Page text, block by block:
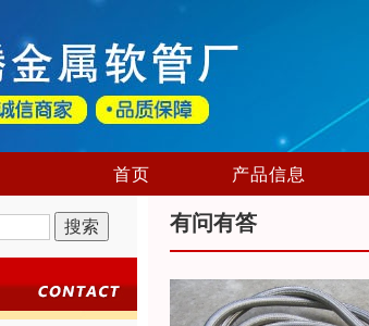
首页 产品信息
有问有答